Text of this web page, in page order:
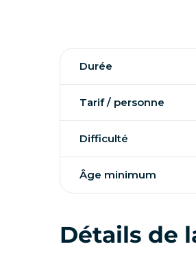
Durée
Tarif / personne
Difficulté
Âge minimum
Détails de